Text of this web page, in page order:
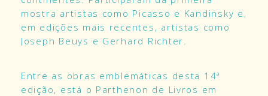
mostra artistas como Picasso e Kandinsky e,
em edições mais recentes, artistas como
Joseph Beuys e Gerhard Richter.
Entre as obras emblemáticas desta 14ª
edição, está o Parthenon de Livros em